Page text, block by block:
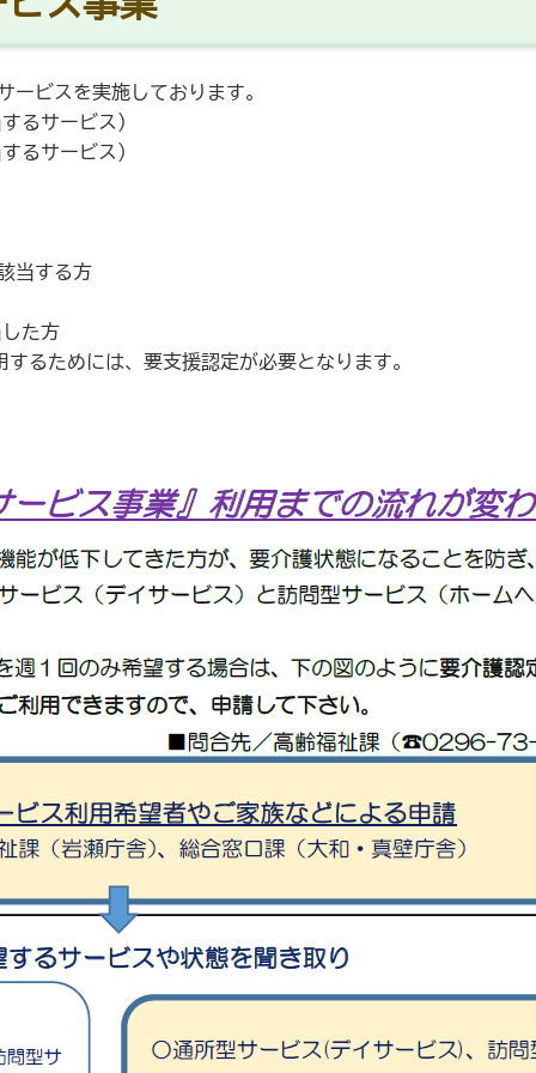
ビスを実施しております。
るサービス）
るサービス）
当する方
た方
るためには、要支援認定が必要となります。